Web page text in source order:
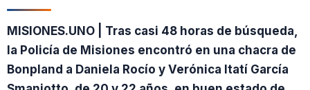
MISIONES.UNO | Tras casi 48 horas de búsqueda,
la Policía de Misiones encontró en una chacra de
Bonpland a Daniela Rocío y Verónica Itatí García